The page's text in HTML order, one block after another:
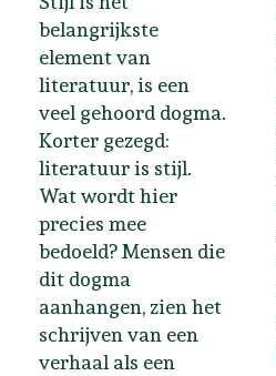
belangrijkste
element van
literatuur, is een
veel gehoord dogma.
Korter gezegd:
literatuur is stijl.
Wat wordt hier
precies mee
bedoeld? Mensen die
dit dogma
aanhangen, zien het
schrijven van een
verhaal als een